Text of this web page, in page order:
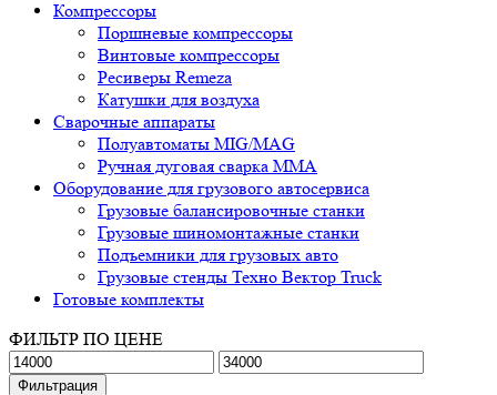
Компрессоры
Поршневые компрессоры
Винтовые компрессоры
Ресиверы Remeza
Катушки для воздуха
Сварочные аппараты
Полуавтоматы MIG/MAG
Ручная дуговая сварка ММА
Оборудование для грузового автосервиса
Грузовые балансировочные станки
Грузовые шиномонтажные станки
Подъемники для грузовых авто
Грузовые стенды Техно Вектор Truck
Готовые комплекты
ФИЛЬТР ПО ЦЕНЕ
Минимальная
цена
Максимальная
Фильтрация